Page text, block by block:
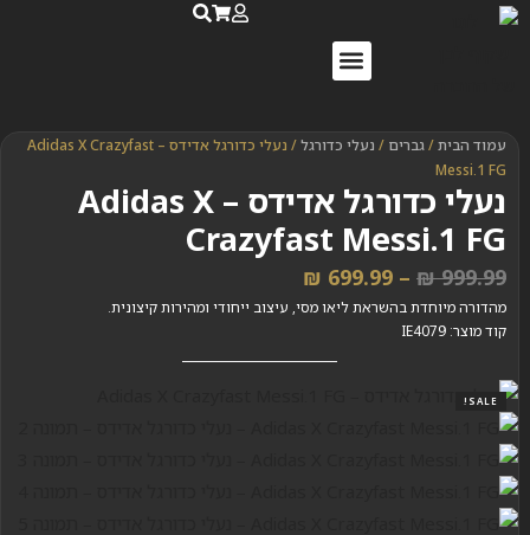
עמוד הבית/גברים / נעלי כדורגל
/ נעלי כדורגל אדידס – Adidas X Crazyfast
Messi.1 FG
נעלי כדורגל אדידס – Adidas X
Crazyfast Messi.1 FG
₪999.99
–
₪ 699.99
מהדורה מיוחדת בהשראת ליאו מסי, עיצוב ייחודי ומהירות קיצונית.
קוד מוצר: IE4079
SALE!